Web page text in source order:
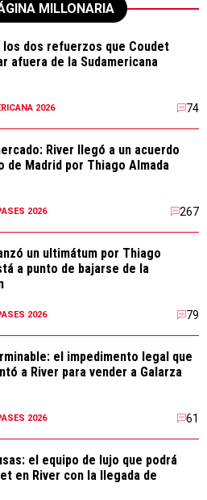
MILLONARIA
los dos refuerzos que Coudet
afuera de la Sudamericana
2026 74
River llegó a un acuerdo
de Madrid por Thiago Almada
2026 267
un ultimátum por Thiago
a punto de bajarse de la
2026 79
el impedimento legal que
a River para vender a Galarza
2026 61
el equipo de lujo que podrá
en River con la llegada de